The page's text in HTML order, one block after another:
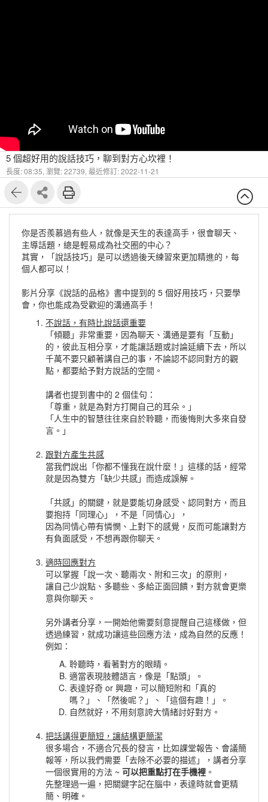
5 個超好用的說話技巧，聊到對方心坎裡！
長度: 08:35, 瀏覽: 22739, 最近修訂: 2022-11-21
你是否羨慕過有些人，就像是天生的表達高手，很會聊天、
主導話題，總是輕易成為社交圈的中心？
其實，「說話技巧」是可以透過後天練習來更加精進的，每
個人都可以！
影片分享《說話的品格》書中提到的 5 個好用技巧，只要學
會，你也能成為受歡迎的溝通高手！
不說話，有時比說話還重要
「傾聽」非常重要，因為聊天、溝通是要有「互動」
的，彼此互相分享，才能讓話題或討論延續下去，所以
千萬不要只顧著講自己的事，不論認不認同對方的觀
點，都要給予對方說話的空間。
講者也提到書中的 2 個佳句：
「尊重，就是為對方打開自己的耳朵。」
「人生中的智慧往往來自於聆聽，而後悔則大多來自發
言。」
跟對方產生共感
當我們說出「你都不懂我在說什麼！」這樣的話，經常
就是因為雙方「缺少共感」而造成誤解。
「共感」的關鍵，就是要能切身感受、認同對方，而且
要抱持「同理心」，不是「同情心」，
因為同情心帶有憐憫、上對下的感覺，反而可能讓對方
有負面感受，不想再跟你聊天。
適時回應對方
可以掌握「說一次、聽兩次、附和三次」的原則，
讓自己少說點、多聽些、多給正面回饋，對方就會更樂
意與你聊天。
另外講者分享，一開始他需要刻意提醒自己這樣做，但
透過練習，就成功讓這些回應方法，成為自然的反應！
例如：
聆聽時，看著對方的眼睛。
適當表現肢體語言，像是「點頭」。
表達好奇 or 興趣，可以簡短附和「真的
嗎？」、「然後呢？」、「這個有趣！」。
自然就好，不用刻意誇大情緒討好對方。
把話講得更簡短，讓結構更簡潔
很多場合，不適合冗長的發言，比如課堂報告、會議簡
報等，所以我們需要「去除不必要的描述」，講者分享
一個很實用的方法 ~ 可以把重點打在手機裡 。
先整理過一遍，把關鍵字記在腦中，表達時就會更精
簡、明確。